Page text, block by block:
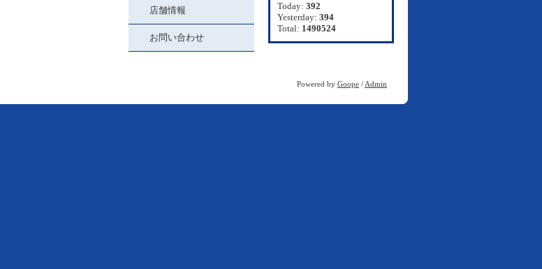
店舗情報
お問い合わせ
Today: 392
Yesterday: 394
Total: 1490524
Powered by Goope / Admin